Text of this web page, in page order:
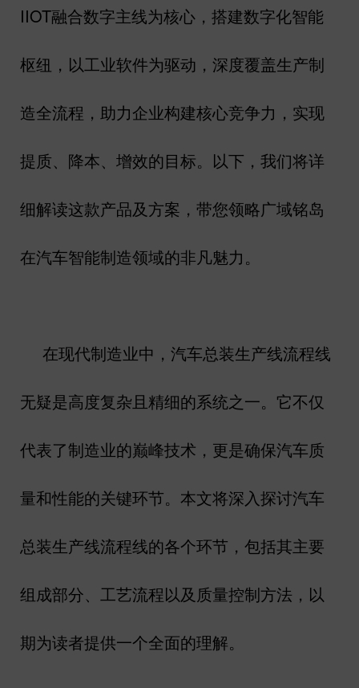
IIOT融合数字主线为核心，搭建数字化智能
枢纽，以工业软件为驱动，深度覆盖生产制
造全流程，助力企业构建核心竞争力，实现
提质、降本、增效的目标。以下，我们将详
细解读这款产品及方案，带您领略广域铭岛
在汽车智能制造领域的非凡魅力。
在现代制造业中，汽车总装生产线流程线
无疑是高度复杂且精细的系统之一。它不仅
代表了制造业的巅峰技术，更是确保汽车质
量和性能的关键环节。本文将深入探讨汽车
总装生产线流程线的各个环节，包括其主要
组成部分、工艺流程以及质量控制方法，以
期为读者提供一个全面的理解。